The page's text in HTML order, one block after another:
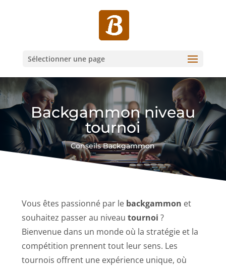
Sélectionner une page
Backgammon niveau
tournoi
Conseils Backgammon
Vous êtes passionné par le backgammon et
souhaitez passer au niveautournoi ?
Bienvenue dans un monde où la stratégie et la
compétition prennent tout leur sens. Les
tournois offrent une expérience unique, où